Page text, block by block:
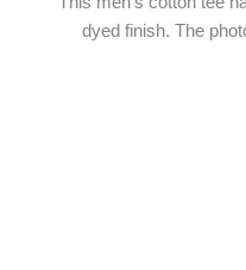
dyed finish. The